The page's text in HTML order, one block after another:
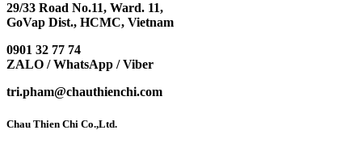
29/33 Road No.11, Ward. 11,
GoVap Dist., HCMC, Vietnam
0901 32 77 74
ZALO / WhatsApp / Viber
tri.pham@chauthienchi.com
Chau Thien Chi Co.,Ltd.